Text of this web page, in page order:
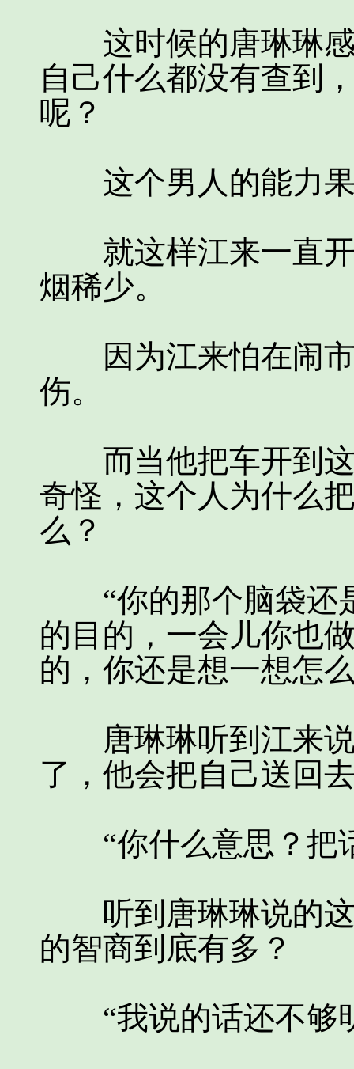
这时候的唐琳琳感
自己什么都没有查到
呢？
这个男人的能力果
就这样江来一直开
烟稀少。
因为江来怕在闹市
伤。
而当他把车开到这
奇怪，这个人为什么
么？
“你的那个脑袋还
的目的，一会儿你也
的，你还是想一想怎
唐琳琳听到江来说
了，他会把自己送回
“你什么意思？把
听到唐琳琳说的这
的智商到底有多？
“我说的话还不够